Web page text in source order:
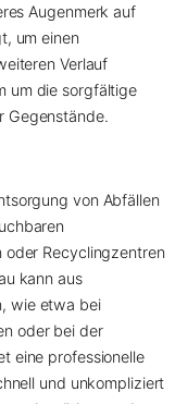
Augenmerk auf
um einen
Verlauf
um die sorgfältige
Gegenstände.
von Abfällen
oder Recyclingzentren
kann aus
wie etwa bei
oder bei der
eine professionelle
und unkompliziert